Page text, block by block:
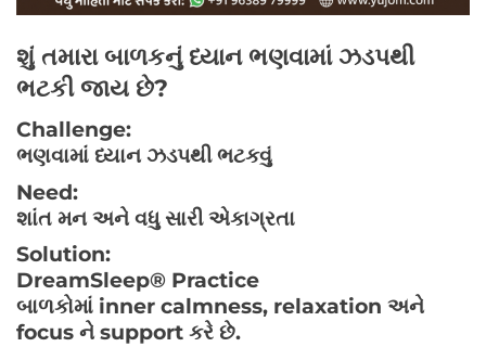
શું તમારા બાળકનું ધ્યાન ભણવામાં ઝડપથી
ભટકી જાય છે?
Challenge:
ભણવામાં ધ્યાન ઝડપથી ભટકવું
Need:
શાંત મન અને વધુ સારી એકાગ્રતા
Solution:
DreamSleep® Practice
બાળકોમાં inner calmness, relaxation અને
focus ને support કરે છે.